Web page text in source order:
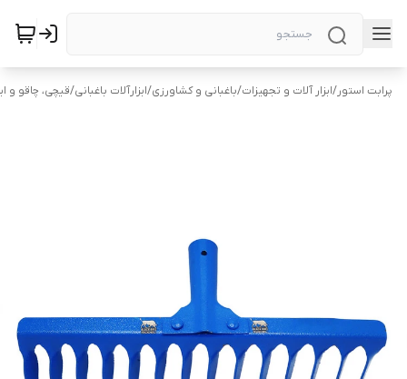
پرابت استور/ابزار آلات و تجهیزات/باغبانی و کشاورزی/ابزارآلات باغبانی/قیچی‌، چاقو و